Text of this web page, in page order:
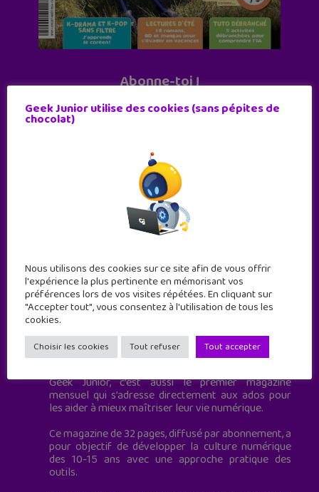
Abonne-toi !
11 numéros par an
Geek Junior est le premier site de culture numérique
à destination des adolescents.
Geek Junior, c’est aussi le premier magazine
mensuel qui s’adresse directement aux ados pour
les aider à mieux maîtriser leur vie numérique.
Ce magazine de 32 pages, diffusé par abonnement, a
pour objectif de développer la culture numérique
des 10-15 ans avec une approche pratique des
outils.
Geek Junior utilise des cookies (sans pépites de
chocolat)
Nous utilisons des cookies sur ce site afin de vous offrir
l'expérience la plus pertinente en mémorisant vos
préférences lors de vos visites répétées. En cliquant sur
"Accepter tout", vous consentez à l'utilisation de tous les
cookies.
Choisir les cookies Tout refuser Tout accepter